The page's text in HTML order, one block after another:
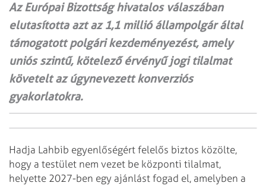
Az Európai Bizottság hivatalos válaszában
elutasította azt az 1,1 millió állampolgár által
támogatott polgári kezdeményezést, amely
uniós szintű, kötelező érvényű jogi tilalmat
követelt az úgynevezett konverziós
gyakorlatokra.
Hadja Lahbib egyenlőségért felelős biztos közölte,
hogy a testület nem vezet be központi tilalmat,
helyette 2027-ben egy ajánlást fogad el, amelyben a